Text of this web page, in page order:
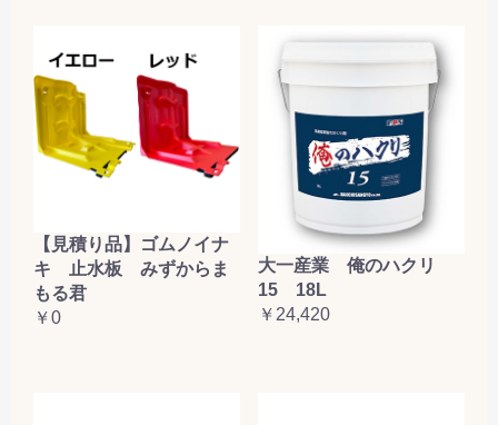
【見積り品】ゴムノイナ
キ 止水板 みずからま
もる君
￥0
大一産業 俺のハクリ
15 18L
￥24,420